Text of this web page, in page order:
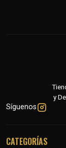
y
Síguenos
CATEGORÍAS